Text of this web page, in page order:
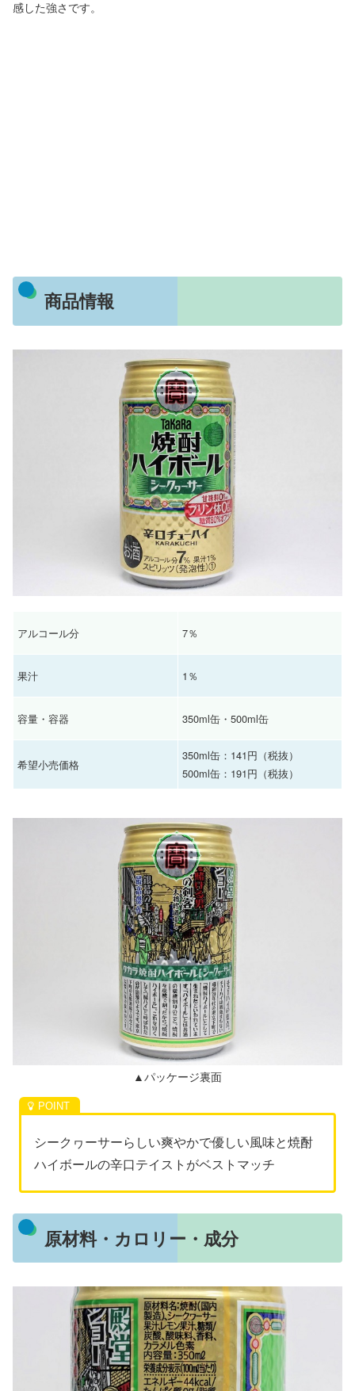
感した強さです。
商品情報
アルコール分 7％
果汁 1％
容量・容器 350ml缶・500ml缶
希望小売価格
350ml缶：141円（税抜）
500ml缶：191円（税抜）
▲パッケージ裏面
シークヮーサーらしい爽やかで優しい風味と焼酎
ハイボールの辛口テイストがベストマッチ
原材料・カロリー・成分